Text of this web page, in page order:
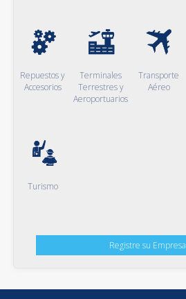
Repuestos y
Accesorios
Terminales
Terrestres y
Aeroportuarios
Transporte
Aéreo
Turismo
Registre su Empresa